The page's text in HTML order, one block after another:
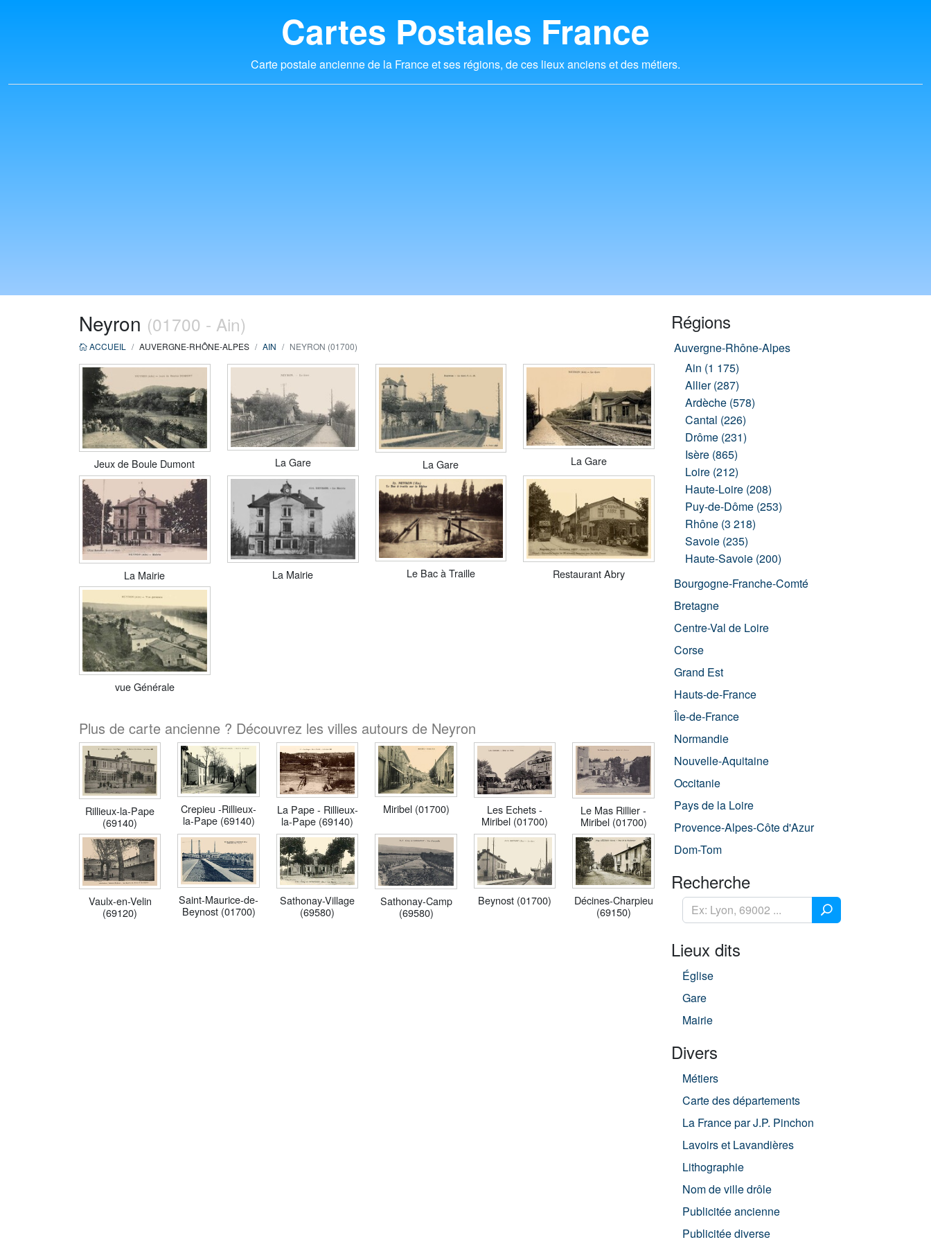
Cartes Postales France
Carte postale ancienne de la France et ses régions, de ces lieux anciens et des métiers.
Neyron (01700 - Ain)
ACCUEIL AUVERGNE-RHÔNE-ALPES AIN NEYRON (01700)
Jeux de Boule Dumont La Gare La Gare La Gare
La Mairie La Mairie Le Bac à Traille Restaurant Abry
vue Générale
Plus de carte ancienne ? Découvrez les villes autours de Neyron
Rillieux-la-Pape
(69140)
Crepieu -Rillieux-
la-Pape (69140)
La Pape - Rillieux-
la-Pape (69140)
Miribel (01700)
Les Echets -
Miribel (01700)
Le Mas Rillier -
Miribel (01700)
Vaulx-en-Velin
(69120)
Saint-Maurice-de-
Beynost (01700)
Sathonay-Village
(69580)
Sathonay-Camp
(69580)
Beynost (01700)
Décines-Charpieu
(69150)
Régions
Auvergne-Rhône-Alpes
Ain (1 175)
Allier (287)
Ardèche (578)
Cantal (226)
Drôme (231)
Isère (865)
Loire (212)
Haute-Loire (208)
Puy-de-Dôme (253)
Rhône (3 218)
Savoie (235)
Haute-Savoie (200)
Bourgogne-Franche-Comté
Bretagne
Centre-Val de Loire
Corse
Grand Est
Hauts-de-France
Île-de-France
Normandie
Nouvelle-Aquitaine
Occitanie
Pays de la Loire
Provence-Alpes-Côte d'Azur
Dom-Tom
Recherche
Lieux dits
Église
Gare
Mairie
Divers
Métiers
Carte des départements
La France par J.P. Pinchon
Lavoirs et Lavandières
Lithographie
Nom de ville drôle
Publicitée ancienne
Publicitée diverse